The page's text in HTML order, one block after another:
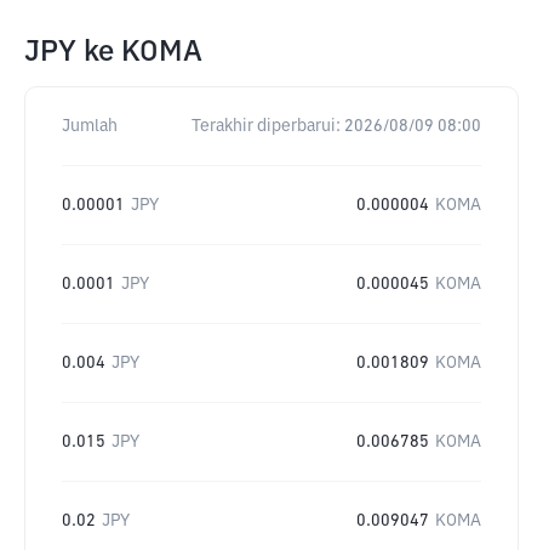
JPY ke KOMA
Jumlah Terakhir diperbarui: 2026/08/09 08:00
0.00001 JPY 0.000004 KOMA
0.0001 JPY 0.000045 KOMA
0.004 JPY 0.001809 KOMA
0.015 JPY 0.006785 KOMA
0.02 JPY 0.009047 KOMA